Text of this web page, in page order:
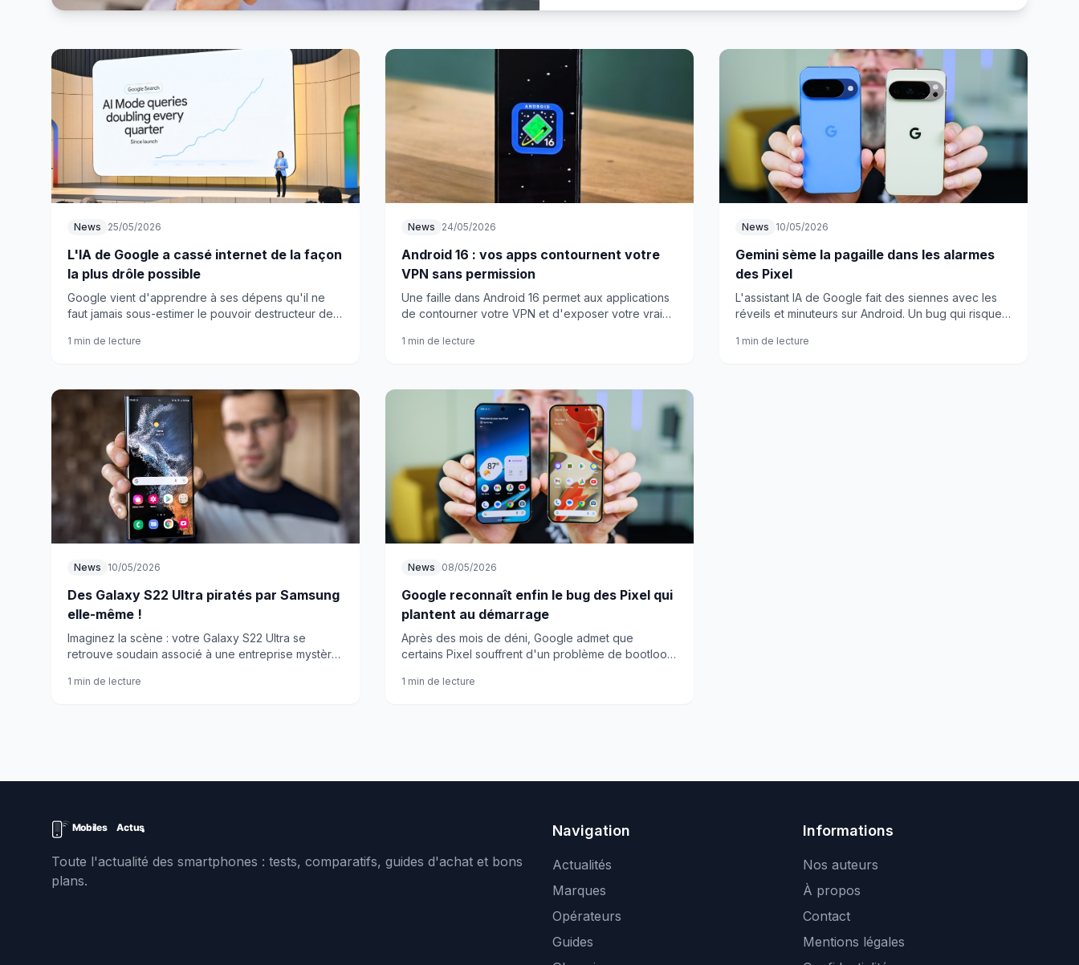
News 25/05/2026
L'IA de Google a cassé internet de la façon
la plus drôle possible
Google vient d'apprendre à ses dépens qu'il ne
faut jamais sous-estimer le pouvoir destructeur de
hilarant.
1 min de lecture
News 24/05/2026
Android 16 : vos apps contournent votre
VPN sans permission
Une faille dans Android 16 permet aux applications
de contourner votre VPN et d'exposer votre vraie
activés.
1 min de lecture
News 10/05/2026
Gemini sème la pagaille dans les alarmes
des Pixel
L'assistant IA de Google fait des siennes avec les
réveils et minuteurs sur Android. Un bug qui risque
1 min de lecture
News 10/05/2026
Des Galaxy S22 Ultra piratés par Samsung
elle-même !
Imaginez la scène : votre Galaxy S22 Ultra se
retrouve soudain associé à une entreprise mystère.
déconne.
1 min de lecture
News 08/05/2026
Google reconnaît enfin le bug des Pixel qui
plantent au démarrage
Après des mois de déni, Google admet que
certains Pixel souffrent d'un problème de bootloop.
1 min de lecture
Toute l'actualité des smartphones : tests, comparatifs, guides d'achat et bons
plans.
Navigation
Actualités
Marques
Opérateurs
Guides
Informations
Nos auteurs
À propos
Contact
Mentions légales